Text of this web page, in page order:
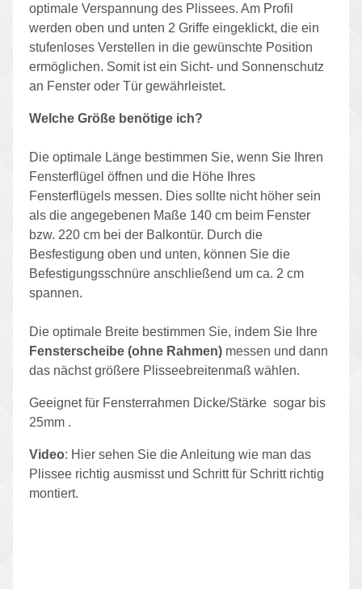
optimale Verspannung des Plissees. Am Profil
werden oben und unten 2 Griffe eingeklickt, die ein
stufenloses Verstellen in die gewünschte Position
ermöglichen. Somit ist ein Sicht- und Sonnenschutz
an Fenster oder Tür gewährleistet.
Welche Größe benötige ich?
Die optimale Länge bestimmen Sie, wenn Sie Ihren
Fensterflügel öffnen und die Höhe Ihres
Fensterflügels messen. Dies sollte nicht höher sein
als die angegebenen Maße 140 cm beim Fenster
bzw. 220 cm bei der Balkontür. Durch die
Besfestigung oben und unten, können Sie die
Befestigungsschnüre anschließend um ca. 2 cm
spannen.
Die optimale Breite bestimmen Sie, indem Sie Ihre
Fensterscheibe (ohne Rahmen) messen und dann
das nächst größere Plisseebreitenmaß wählen.
Geeignet für Fensterrahmen Dicke/Stärke sogar bis
25mm .
Video: Hier sehen Sie die Anleitung wie man das
Plissee richtig ausmisst und Schritt für Schritt richtig
montiert.